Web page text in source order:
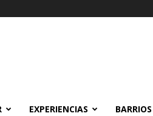
EXPERIENCIAS BARRIOS